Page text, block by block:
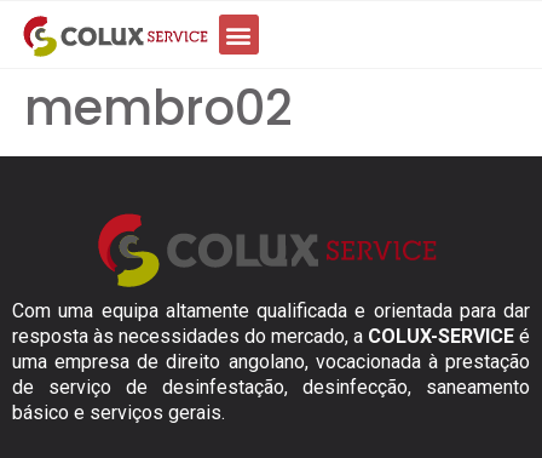
membro02
Com uma equipa altamente qualificada e orientada para dar
resposta às necessidades do mercado, a COLUX-SERVICE é
uma empresa de direito angolano, vocacionada à prestação
de serviço de desinfestação, desinfecção, saneamento
básico e serviços gerais.